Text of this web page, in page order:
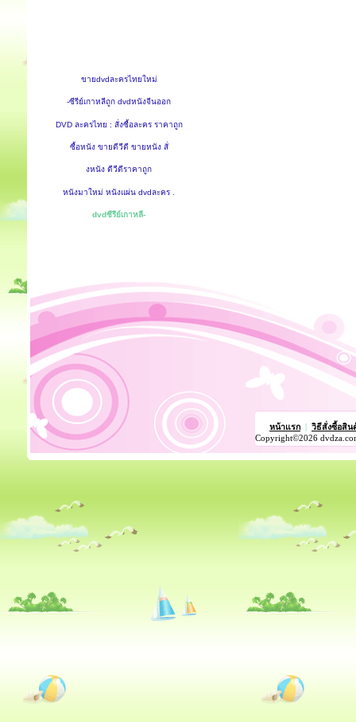
ขายdvdละครไทยใหม่
-ซีรีย์เกาหลีถูก dvdหนังจีนออก
DVD ละครไทย : สั่งซื้อละคร ราคาถูก
ซื้อหนัง ขายดีวีดี ขายหนัง สั่
งหนัง ดีวีดีราคาถูก
หนังมาใหม่ หนังแผ่น dvdละคร .
dvdซีรีย์เกาหลี-
หน้าแรก
วิธีสั่งซื้อสิน
Copyright©2026